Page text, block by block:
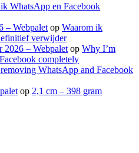
WhatsApp en Facebook
– Webpalet op Waarom ik
verwijder
2026 – Webpalet op Why I’m
completely
WhatsApp and Facebook
op 2,1 cm – 398 gram